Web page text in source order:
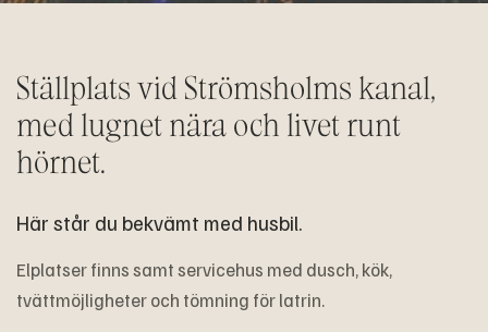
Ställplats vid Strömsholms kanal,
med lugnet nära och livet runt
hörnet.
Här står du bekvämt med husbil.
Elplatser finns samt servicehus med dusch, kök,
tvättmöjligheter och tömning för latrin.